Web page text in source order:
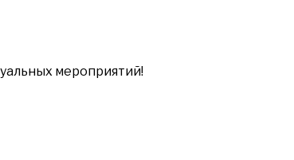
мероприятий!